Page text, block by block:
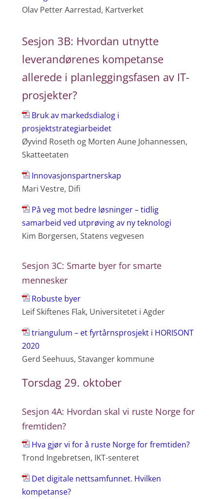
Olav Petter Aarrestad, Kartverket
Sesjon 3B: Hvordan utnytte
leverandørenes kompetanse
allerede i planleggingsfasen av IT-
prosjekter?
Bruk av markedsdialog i
prosjektstrategiarbeidet
Øyvind Roseth og Morten Aune Johannessen,
Skatteetaten
Innovasjonspartnerskap
Mari Vestre, Difi
På veg mot bedre løsninger – tidlig
samarbeid ved utprøving av ny teknologi
Kim Borgersen, Statens vegvesen
Sesjon 3C: Smarte byer for smarte
mennesker
Robuste byer
Leif Skiftenes Flak, Universitetet i Agder
triangulum – et fyrtårnsprosjekt i HORISONT
2020
Gerd Seehuus, Stavanger kommune
Torsdag 29. oktober
Sesjon 4A: Hvordan skal vi ruste Norge for
fremtiden?
Hva gjør vi for å ruste Norge for fremtiden?
Trond Ingebretsen, IKT-senteret
Det digitale nettsamfunnet. Hvilken
kompetanse?